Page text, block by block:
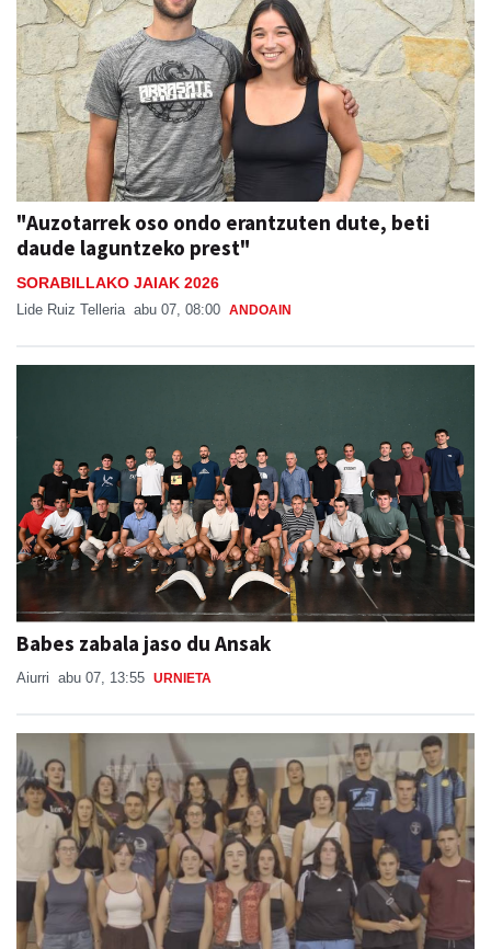
"Auzotarrek oso ondo erantzuten dute, beti
daude laguntzeko prest"
SORABILLAKO JAIAK 2026
Lide Ruiz Telleria abu 07, 08:00
Babes zabala jaso du Ansak